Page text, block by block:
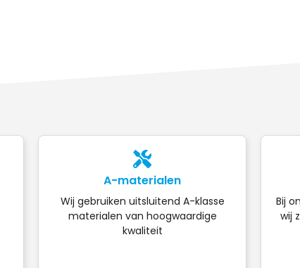
A-materialen
Wij gebruiken uitsluitend A-klasse
materialen van hoogwaardige
kwaliteit
Bij
wij